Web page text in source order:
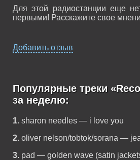
Для этой радиостанции еще
первыми! Расскажите свое
Добавить отзыв
Популярные треки
за неделю:
1. sharon needles — i love you
2. oliver nelson/tobtok/sorana —
3. pad — golden wave (satin